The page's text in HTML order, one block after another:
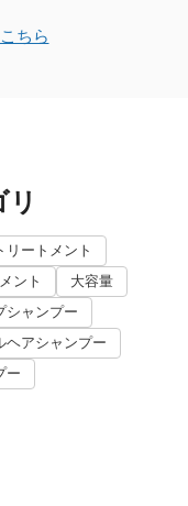
ちら
リートメント
ント
大容量
シャンプー
ヘアシャンプー
ー